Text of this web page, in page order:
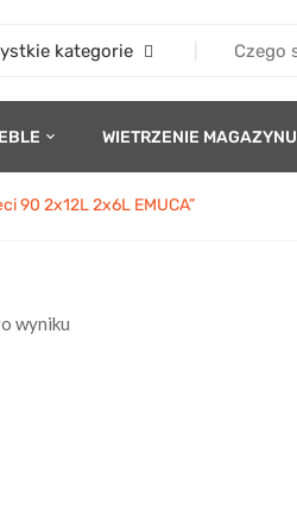
kategorie
WIETRZENIE MAGAZYNU
90 2x12L 2x6L EMUCA”
wyniku